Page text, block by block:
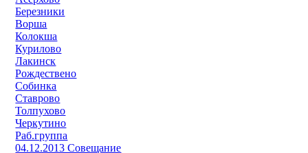
Березники
Ворша
Колокша
Курилово
Лакинск
Рождествено
Собинка
Ставрово
Толпухово
Черкутино
Раб.группа
04.12.2013 Совещание